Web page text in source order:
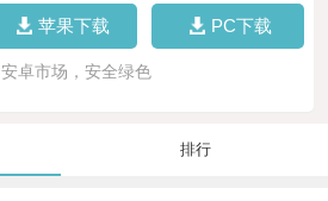
苹果下载 PC下载
安卓市场，安全绿色
排行